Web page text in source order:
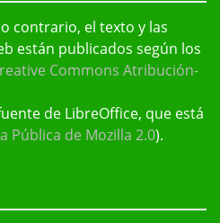
contrario, el texto y las
están publicados según los
Commons Atribución-
de LibreOffice, que está
Pública de Mozilla 2.0).